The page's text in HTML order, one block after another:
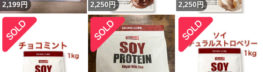
2,199円 2,250 円 2,250 円